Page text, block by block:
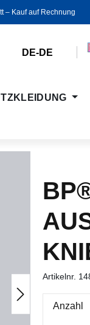
‒ Kauf auf Rechnung
DE-DE
Artikelnr.
Anzahl